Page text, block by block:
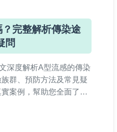
完整解析傳染途
問
深度解析A型流感的傳染
群、預防方法及常見疑
案例，幫助您全面了解
庭與個人參考。